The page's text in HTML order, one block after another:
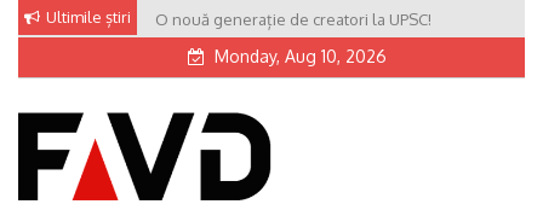
Skip
Ultimile știri O nouă generație de creatori la UPSC!
Monday, Aug 10, 2026